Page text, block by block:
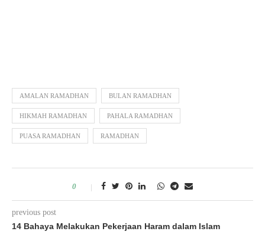
AMALAN RAMADHAN BULAN RAMADHAN
HIKMAH RAMADHAN PAHALA RAMADHAN
PUASA RAMADHAN RAMADHAN
0
previous post
14 Bahaya Melakukan Pekerjaan Haram dalam Islam